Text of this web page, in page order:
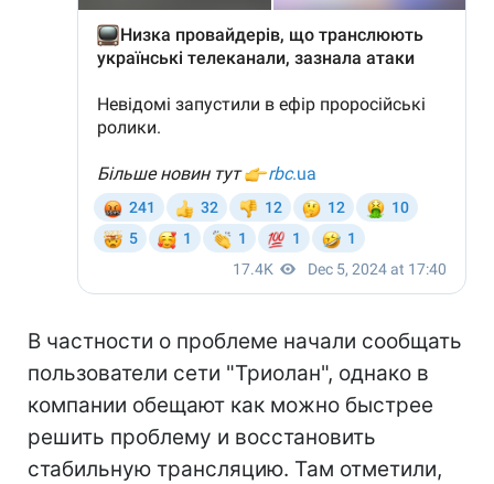
В частности о проблеме начали сообщать
пользователи сети "Триолан", однако в
компании обещают как можно быстрее
решить проблему и восстановить
стабильную трансляцию. Там отметили,